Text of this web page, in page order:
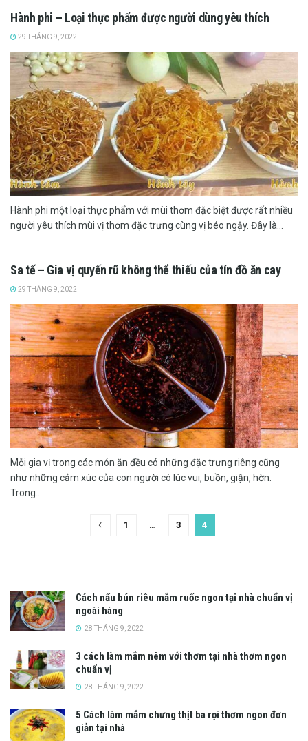
Hành phi – Loại thực phẩm được người dùng yêu thích
29 THÁNG 9, 2022
Hành phi một loại thực phẩm với mùi thơm đặc biệt được rất nhiều
người yêu thích mùi vị thơm đặc trưng cùng vị béo ngậy. Đây là...
Sa tế – Gia vị quyến rũ không thể thiếu của tín đồ ăn cay
29 THÁNG 9, 2022
Mỗi gia vị trong các món ăn đều có những đặc trưng riêng cũng
như những cảm xúc của con người có lúc vui, buồn, giận, hờn.
Trong...
1 … 3 4
Cách nấu bún riêu mắm ruốc ngon tại nhà chuẩn vị
ngoài hàng
28 THÁNG 9, 2022
3 cách làm mắm nêm với thơm tại nhà thơm ngon
chuẩn vị
28 THÁNG 9, 2022
5 Cách làm mắm chưng thịt ba rọi thơm ngon đơn
giản tại nhà